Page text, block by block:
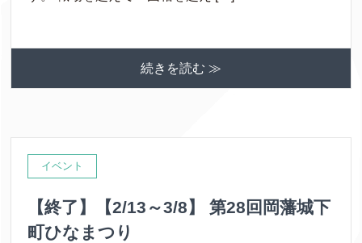
続きを読む ≫
イベント
【終了】【2/13～3/8】 第28回岡藩城下
町ひなまつり